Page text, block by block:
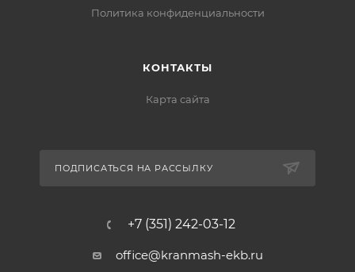
Политика конфиденциальности
КОНТАКТЫ
Карта сайта
ПОДПИСАТЬСЯ НА РАССЫЛКУ
+7 (351) 242-03-12
office@kranmash-ekb.ru